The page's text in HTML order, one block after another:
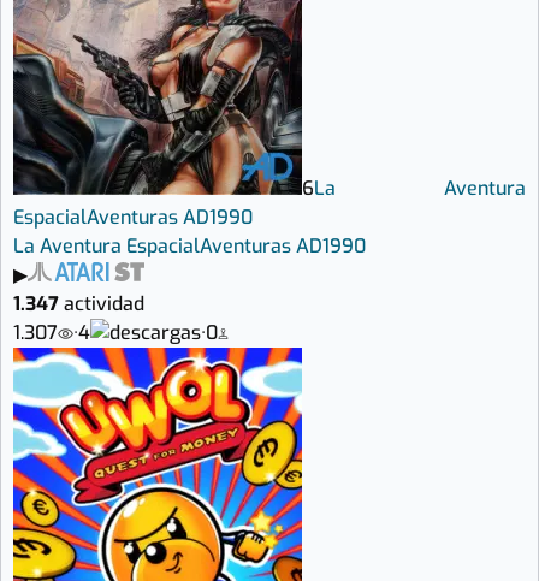
6La Aventura
EspacialAventuras AD1990
La Aventura EspacialAventuras AD1990
▶
1.347actividad
1.307
·4 ·0